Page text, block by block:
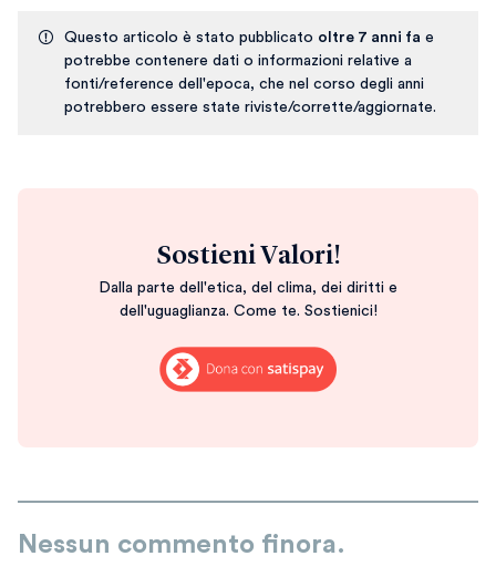
Questo articolo è stato pubblicato oltre 7 anni fa e
potrebbe contenere dati o informazioni relative a
fonti/reference dell'epoca, che nel corso degli anni
potrebbero essere state riviste/corrette/aggiornate.
Sostieni Valori!
Dalla parte dell'etica, del clima, dei diritti e
dell'uguaglianza. Come te. Sostienici!
Nessun commento finora.